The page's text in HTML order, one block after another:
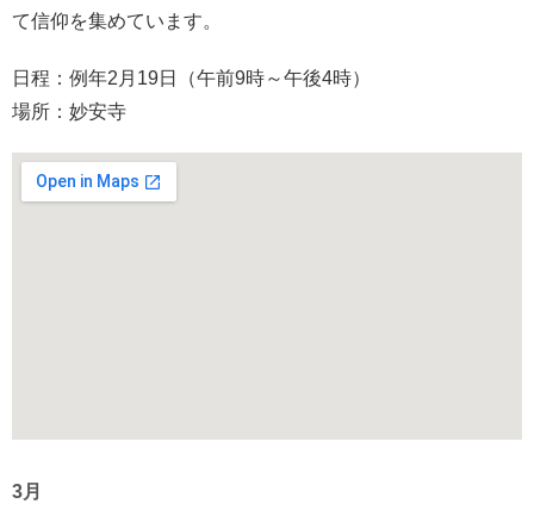
て信仰を集めています。
日程：例年2月19日（午前9時～午後4時）
場所：妙安寺
3月